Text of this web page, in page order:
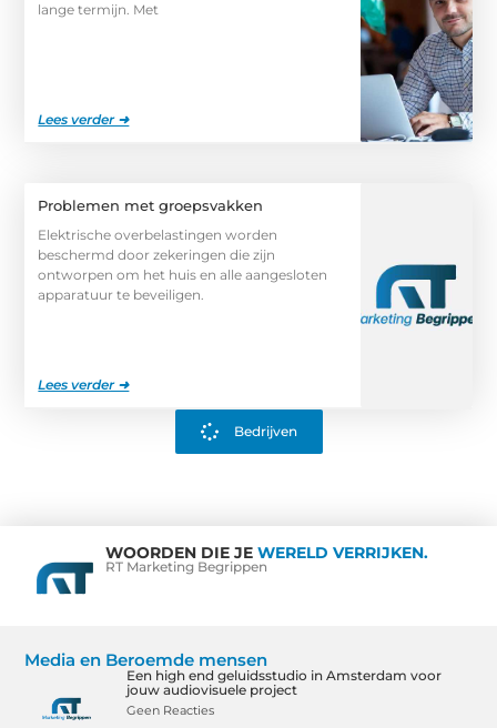
lange termijn. Met
Lees verder ➜
Problemen met groepsvakken
Elektrische overbelastingen worden
beschermd door zekeringen die zijn
ontworpen om het huis en alle aangesloten
apparatuur te beveiligen.
Lees verder ➜
Bedrijven
WOORDEN DIE JE WERELD VERRIJKEN.
RT Marketing Begrippen
Media en Beroemde mensen
Een high end geluidsstudio in Amsterdam voor
jouw audiovisuele project
Geen Reacties